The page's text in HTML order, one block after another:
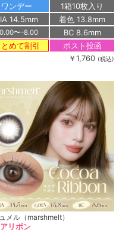
ワンデー
1箱10枚入り
14.5mm
着色 13.8mm
〜-8.00
BC 8.6mm
とめて割引
ポスト投函
￥1,760 (税込)
メル（marshmelt）
リボン